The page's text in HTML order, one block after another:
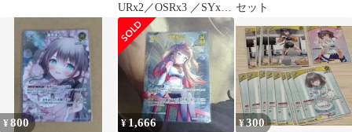
URx2／OSRx3 ／SYx2
／Sx2 ／SRx6 セット
セット
¥800 ¥1,666 ¥300